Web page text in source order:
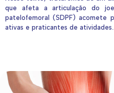
que afeta a articulação do
patelofemoral (SDPF) acomete
ativas e praticantes de